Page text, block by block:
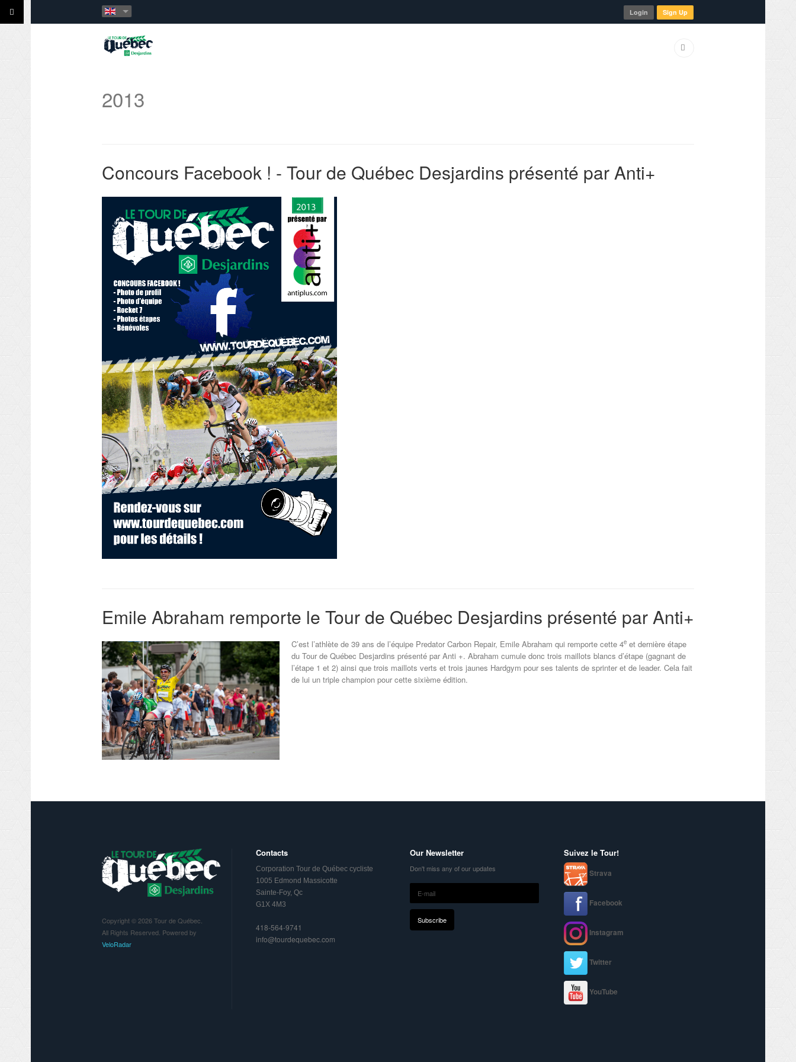
Login Sign Up
2013
Concours Facebook ! - Tour de Québec Desjardins présenté par Anti+
Emile Abraham remporte le Tour de Québec Desjardins présenté par Anti+
C’est l’athlète de 39 ans de l’équipe Predator Carbon Repair, Emile Abraham qui remporte cette 4e et dernière étape
du Tour de Québec Desjardins présenté par Anti +. Abraham cumule donc trois maillots blancs d’étape (gagnant de
l’étape 1 et 2) ainsi que trois maillots verts et trois jaunes Hardgym pour ses talents de sprinter et de leader. Cela fait
de lui un triple champion pour cette sixième édition.
Copyright © 2026 Tour de Québec.
All Rights Reserved. Powered by
VeloRadar
Contacts
Corporation Tour de Québec cycliste
1005 Edmond Massicotte
Sainte-Foy, Qc
G1X 4M3
418-564-9741
info@tourdequebec.com
Our Newsletter
Don't miss any of our updates
Suivez le Tour!
Strava
Facebook
Instagram
Twitter
YouTube